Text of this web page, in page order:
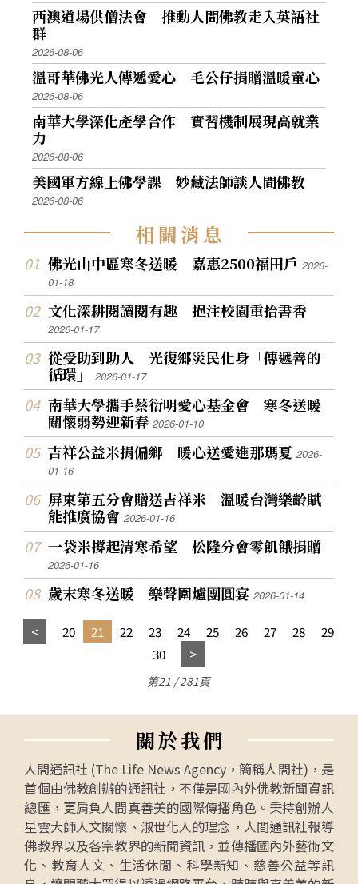
西澳道場供僧法會 推動人間佛教走入英語社
群
2026-08-06
溫哥華佛光人傳遞愛心 毛公仔捐贈溫暖童心
2026-08-06
南華大學深化產學合作 實習機制展現高就業
力
2026-08-06
美國軍方線上佛學課 妙藏法師談人間佛教
2026-08-06
相關消息
佛光山中區寒冬送暖 嘉惠2500福田戶2026-
01-18
文化深耕閱讀閱有趣 挹注校園重拾書香
2026-01-17
從受助到助人 光復鄉災民化身「傳遞善的
循環」2026-01-17
南華大學攜手蔡衍明愛心基金會 寒冬送暖
關懷弱勢迎新春2026-01-10
吉祥公益米捐偏鄉 暖心送愛進那瑪夏2026-
01-16
屏東第五分會贈送吉祥米 溫暖台灣樂齡賦
能推廣協會2026-01-16
一袋米撐起清寒希望 松隆分會零飢餓捐贈
2026-01-16
歲末寒冬送暖 樂聲圍爐團圓宴2026-01-14
20 21 22 23 24 25 26 27 28
29
30
第21 / 281頁
關於我們
人間通訊社 (The Life News Agency，簡稱人間社)，是
首個由佛教創辦的通訊社，不僅是國內外佛教新聞資訊
總匯，更肩負人間真善美的國際傳播角色。秉持創辦人
星雲大師人文關懷、淑世化人的理念，人間通訊社報導
佛教界以及各宗教界的新聞資訊，並傳播國內外藝術文
化、教育人文、生活休閒、科學新知、慈善公益等訊